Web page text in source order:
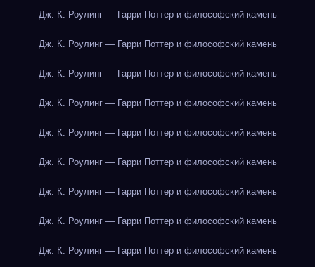
Дж. К. Роулинг — Гарри Поттер и философский камень
Дж. К. Роулинг — Гарри Поттер и философский камень
Дж. К. Роулинг — Гарри Поттер и философский камень
Дж. К. Роулинг — Гарри Поттер и философский камень
Дж. К. Роулинг — Гарри Поттер и философский камень
Дж. К. Роулинг — Гарри Поттер и философский камень
Дж. К. Роулинг — Гарри Поттер и философский камень
Дж. К. Роулинг — Гарри Поттер и философский камень
Дж. К. Роулинг — Гарри Поттер и философский камень